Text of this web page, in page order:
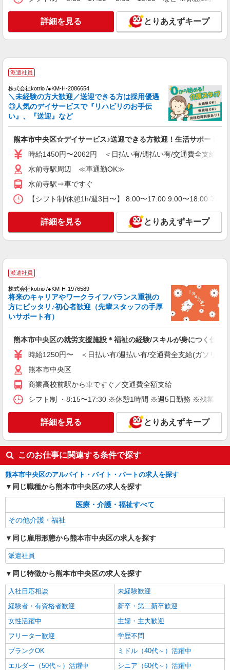
詳細を見る とりあえずキープ
派遣社員
株式会社kotrio /●KM-H-2086654
＼未経験の方大歓迎／送迎できる方は採用優遇
◎人気のデイサービスで『リハビリのお手伝
い』、『送迎』など
熊本市中央区☆デイサービス♪送迎できる方歓迎！生活サポート等
時給1450円〜2062円 ＜日払い有/週払い有/交通費全支給(ガ
水前寺駅周辺 ≪車通勤OK≫
水前寺駅⇒車ですぐ
【シフト制/休憩1h/週3日〜】 8:00〜17:00 9:00〜18:00 等 ※
詳細を見る とりあえずキープ
派遣社員
株式会社kotrio /●KM-H-1976589
将来のキャリアやワークライフバランス重視の
方にピッタリ♪初心者歓迎（先輩スタッフの手厚
いサポート有）
熊本市中央区の就労支援施設＊福祉の経験/スキルが身につく仕事♪
時給1250円〜 ＜日払い有/週払い有/交通費全支給(ガソリン
熊本市中央区
商業高校前駅から車ですぐ／交通費全額支給
シフト制 ・8:15〜17:30 ※休憩1時間 ※週5日勤務 ※残業なし
詳細を見る とりあえずキープ
このお仕事に関連する条件で探す
熊本市中央区のアルバイト・バイト・パートの求人を探す
同じ職種から熊本市中央区の求人を探す
医療・介護・福祉すべて
その他介護・福祉
同じ雇用形態から熊本市中央区の求人を探す
派遣社員
同じ特徴から熊本市中央区の求人を探す
入社日応相談
未経験歓迎
経験者・有資格者歓迎
新卒・第二新卒歓迎
女性活躍中
主婦・主夫歓迎
フリーター歓迎
学歴不問
ブランクOK
ミドル（40代～）活躍中
エルダー（50代～）活躍中
シニア（60代～）活躍中